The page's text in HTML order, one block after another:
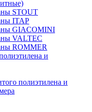
STOUT
ITAP
GIACOMINI
VALTEC
ROMMER
и
полиэтилена и